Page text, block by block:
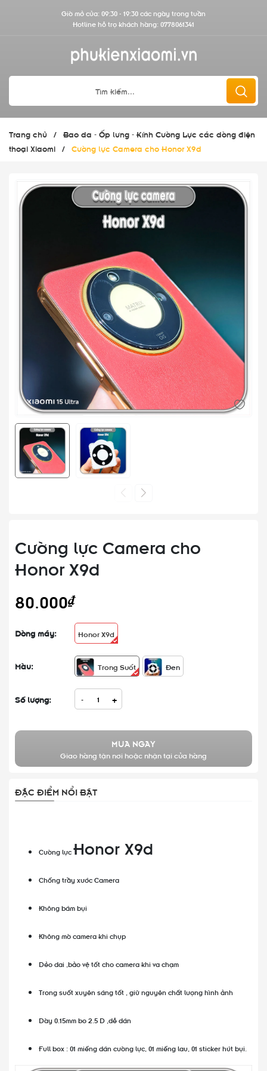
Giờ mở cửa: 09:30 - 19:30 các ngày trong tuần
Hotline hỗ trợ khách hàng: 0778061341
Trang chủ / Bao da - Ốp lưng - Kính Cường Lực các dòng điện
thoại Xiaomi / Cường lực Camera cho Honor X9d
Cường lực Camera cho
Honor X9d
80.000₫
Dòng máy: Honor X9d
Màu: Trong Suốt Đen
Số lượng: - +
MUA NGAY
Giao hàng tận nơi hoặc nhận tại cửa hàng
ĐẶC ĐIỂM NỔI BẬT
Cường lựcHonor X9d
Chống trầy xước Camera
Không bám bụi
Không mờ camera khi chụp
Dẻo dai ,bảo vệ tốt cho camera khi va chạm
Trong suốt xuyên sáng tốt , giữ nguyên chất lượng hình ảnh
Dày 0.15mm bo 2.5 D ,dễ dán
Full box : 01 miếng dán cường lực, 01 miếng lau, 01 sticker hút bụi.